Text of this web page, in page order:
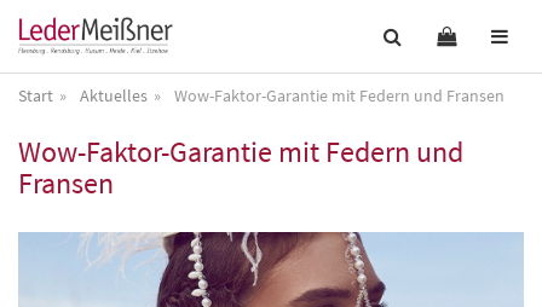
Start Aktuelles Wow-Faktor-Garantie mit Federn und Fransen
Wow-Faktor-Garantie mit Federn und
Fransen